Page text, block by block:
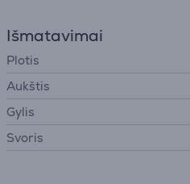
Išmatavimai
Plotis
Aukštis
Gylis
Svoris